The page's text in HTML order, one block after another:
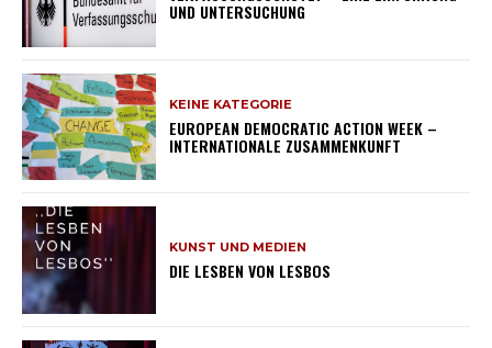
UND UNTERSUCHUNG
KEINE KATEGORIE
EUROPEAN DEMOCRATIC ACTION WEEK –
INTERNATIONALE ZUSAMMENKUNFT
KUNST UND MEDIEN
DIE LESBEN VON LESBOS